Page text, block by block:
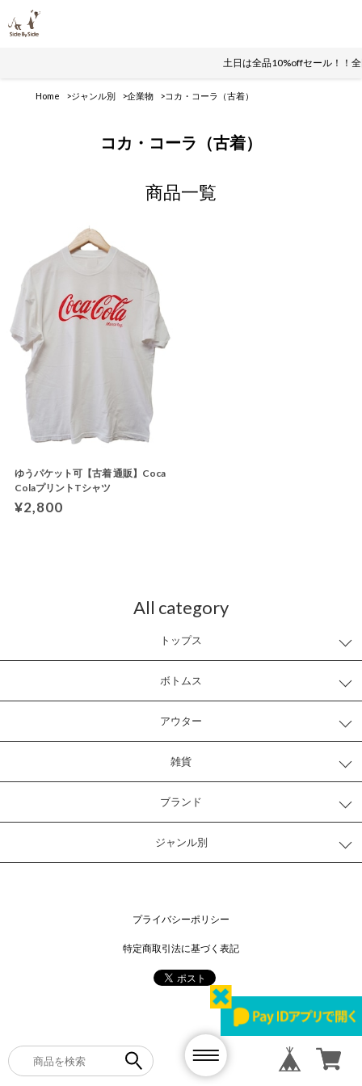
土日は全品10%offセール！！
Home ジャンル別 企業物 コカ・コーラ（古着）
コカ・コーラ（古着）
商品一覧
ゆうパケット可【古着 通販】Coca
ColaプリントTシャツ
¥2,800
All category
トップス
ボトムス
アウター
雑貨
ブランド
ジャンル別
プライバシーポリシー
特定商取引法に基づく表記